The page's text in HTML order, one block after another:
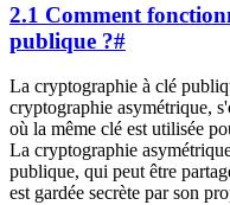
2.1 Comment
publique ?#
La cryptographie à clé
cryptographie asymétrique,
où la même clé est utilisée
La cryptographie
publique, qui peut être
est gardée secrète par son